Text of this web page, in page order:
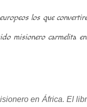
los que
misionero carmelita
en África. El